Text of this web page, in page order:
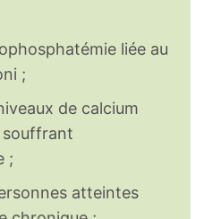
liée au
;
de calcium
souffrant
;
atteintes